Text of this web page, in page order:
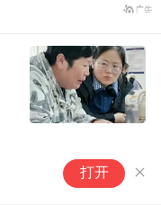
打开